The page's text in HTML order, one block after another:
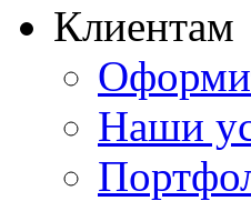
Клиентам
Наши